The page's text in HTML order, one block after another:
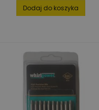
Dodaj do koszyka